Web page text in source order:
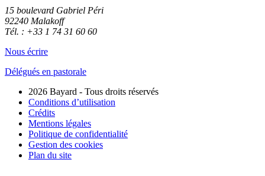
15 boulevard Gabriel Péri
92240 Malakoff
Tél. : +33 1 74 31 60 60
Nous écrire
Délégués en pastorale
2026 Bayard - Tous droits réservés
Conditions d’utilisation
Crédits
Mentions légales
Politique de confidentialité
Gestion des cookies
Plan du site